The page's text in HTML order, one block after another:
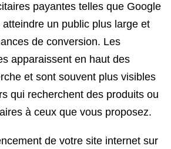
payantes telles que Google
un public plus large et
de conversion. Les
apparaissent en haut des
et sont souvent plus visibles
qui recherchent des produits ou
à ceux que vous proposez.
de votre site internet sur